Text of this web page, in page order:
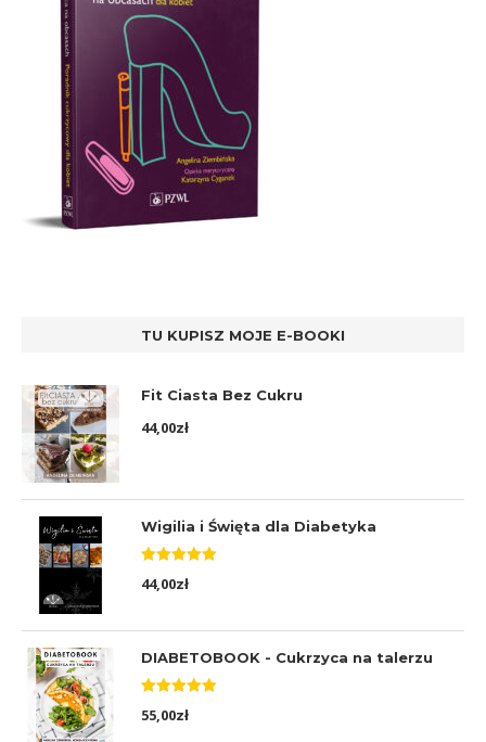
TU KUPISZ MOJE E-BOOKI
Fit Ciasta Bez Cukru
44,00zł
Wigilia i Święta dla Diabetyka
5.00na 5
44,00zł
DIABETOBOOK - Cukrzyca na talerzu
5.00na 5
55,00zł